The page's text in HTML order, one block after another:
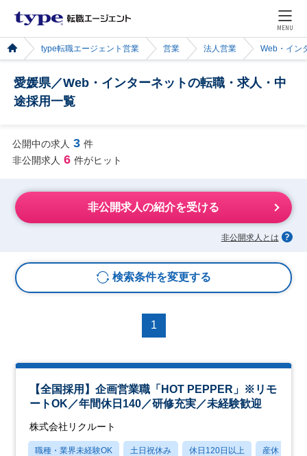
MENU
type転職エージェント営業 営業 法人営業 Web・イン
愛媛県／Web・インターネットの転職・求人・中
途採用一覧
公開中の求人 3 件
非公開求人 6 件がヒット
非公開求人の紹介を受ける
非公開求人とは
検索条件を変更する
1
【全国採用】企画営業職「HOT PEPPER」※リモ
ートOK／年間休日140／研修充実／未経験歓迎
株式会社リクルート
職種・業界未経験OK 土日祝休み 休日120日以上 産休・育休